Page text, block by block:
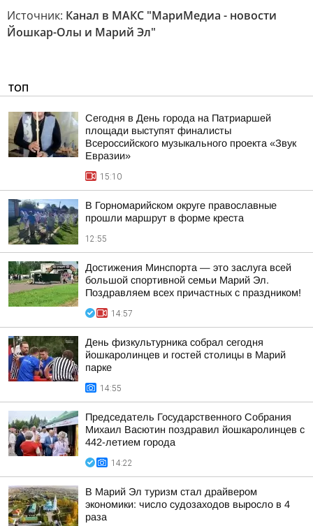
Источник: Канал в МАКС "МариМедиа - новости
Йошкар-Олы и Марий Эл"
ТОП
Сегодня в День города на Патриаршей
площади выступят финалисты
Всероссийского музыкального проекта «Звук
Евразии»
15:10
В Горномарийском округе православные
прошли маршрут в форме креста
12:55
Достижения Минспорта — это заслуга всей
большой спортивной семьи Марий Эл.
Поздравляем всех причастных с праздником!
14:57
День физкультурника собрал сегодня
йошкаролинцев и гостей столицы в Марий
парке
14:55
Председатель Государственного Собрания
Михаил Васютин поздравил йошкаролинцев с
442-летием города
14:22
В Марий Эл туризм стал драйвером
экономики: число судозаходов выросло в 4
раза